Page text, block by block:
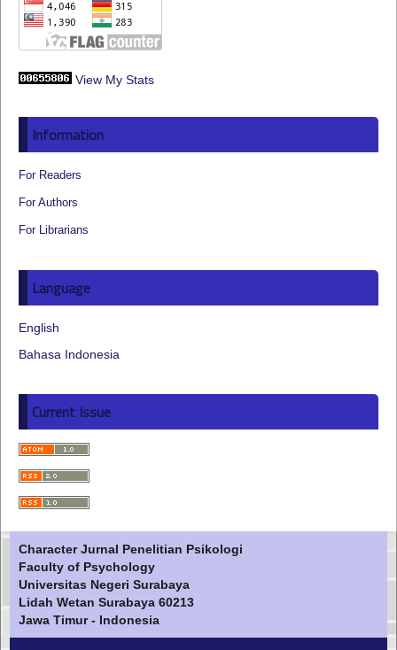
View My Stats
Information
For Readers
For Authors
For Librarians
Language
English
Bahasa Indonesia
Current Issue
Character Jurnal Penelitian Psikologi
Faculty of Psychology
Universitas Negeri Surabaya
Lidah Wetan Surabaya 60213
Jawa Timur - Indonesia